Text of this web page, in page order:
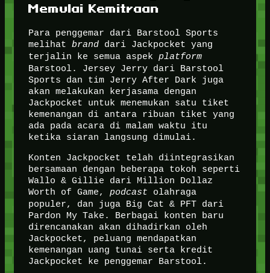
Memulai Kemitraan
Para penggemar dari Barstool Sports
melihat branddari Jackpocket yang
terjalin ke semua aspek platform
Barstool. Jersey Jerry dari Barstool
Sports dan tim Jerry After Dark juga
akan melakukan kerjasama dengan
Jackpocket untuk menemukan satu tiket
kemenangan di antara ribuan tiket yang
ada pada acara di malam waktu itu
ketika siaran langsung dimulai.
Konten Jackpocket telah diintegrasikan
bersamaan dengan beberapa tokoh seperti
Wallo & Gillie dari Million Dollaz
Worth of Game, podcast olahraga
populer, dan juga Big Cat & PFT dari
Pardon My Take. Berbagai konten baru
direncanakan akan dihadirkan oleh
Jackpocket, peluang mendapatkan
kemenangan uang tunai serta kredit
Jackpocket ke penggemar Barstool.